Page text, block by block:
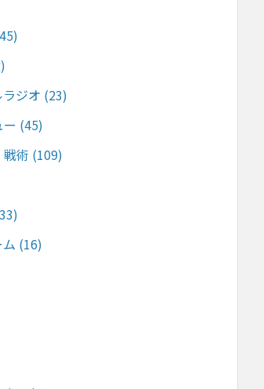
ジオ (23)
(45)
術 (109)
(16)